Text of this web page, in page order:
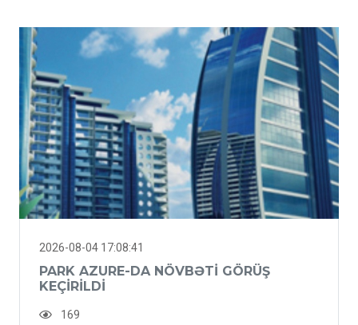
2026-08-04 17:08:41
PARK AZURE-DA NÖVBƏTI GÖRÜŞ
KEÇIRILDI
169